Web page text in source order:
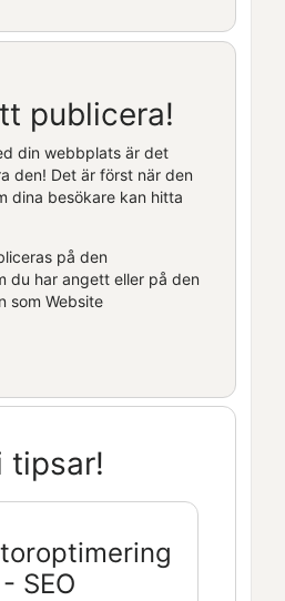
publicera!
din webbplats är det
den! Det är först när den
dina besökare kan hitta
på den
du har angett eller på den
som Website
tipsar!
- SEO